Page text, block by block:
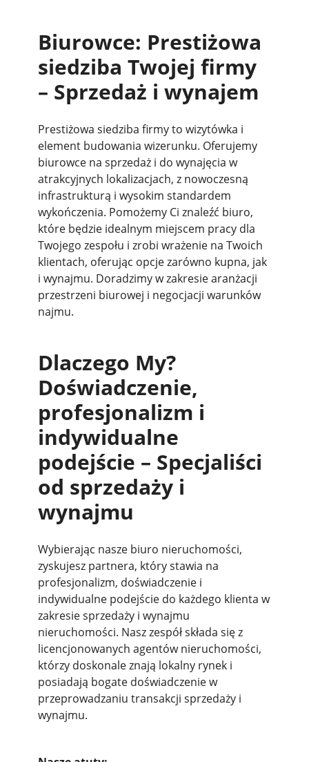
Biurowce: Prestiżowa
siedziba Twojej firmy
– Sprzedaż i wynajem
Prestiżowa siedziba firmy to wizytówka i
element budowania wizerunku. Oferujemy
biurowce na sprzedaż i do wynajęcia w
atrakcyjnych lokalizacjach, z nowoczesną
infrastrukturą i wysokim standardem
wykończenia. Pomożemy Ci znaleźć biuro,
które będzie idealnym miejscem pracy dla
Twojego zespołu i zrobi wrażenie na Twoich
klientach, oferując opcje zarówno kupna, jak
i wynajmu. Doradzimy w zakresie aranżacji
przestrzeni biurowej i negocjacji warunków
najmu.
Dlaczego My?
Doświadczenie,
profesjonalizm i
indywidualne
podejście – Specjaliści
od sprzedaży i
wynajmu
Wybierając nasze biuro nieruchomości,
zyskujesz partnera, który stawia na
profesjonalizm, doświadczenie i
indywidualne podejście do każdego klienta w
zakresie sprzedaży i wynajmu
nieruchomości. Nasz zespół składa się z
licencjonowanych agentów nieruchomości,
którzy doskonale znają lokalny rynek i
posiadają bogate doświadczenie w
przeprowadzaniu transakcji sprzedaży i
wynajmu.